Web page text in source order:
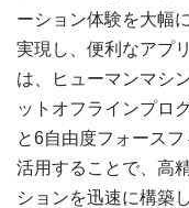
ーション体験を大幅
実現し、便利なアプ
は、ヒューマンマシ
ットオフラインプロ
と6自由度フォース
活用することで、高
ションを迅速に構築